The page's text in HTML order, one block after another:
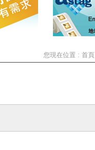
您現在位置 : 首頁